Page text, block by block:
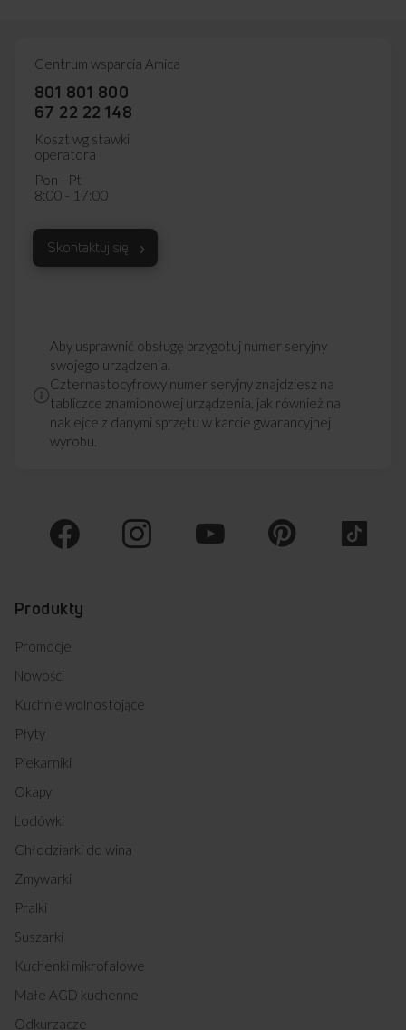
Centrum wsparcia Amica
801 801 800
67 22 22 148
Koszt wg stawki
operatora
Pon - Pt
8:00 - 17:00
Skontaktuj się
Aby usprawnić obsługę przygotuj numer seryjny
swojego urządzenia.
Czternastocyfrowy numer seryjny znajdziesz na
tabliczce znamionowej urządzenia, jak również na
naklejce z danymi sprzętu w karcie gwarancyjnej
wyrobu.
Produkty
Promocje
Nowości
Kuchnie wolnostojące
Płyty
Piekarniki
Okapy
Lodówki
Chłodziarki do wina
Zmywarki
Pralki
Suszarki
Kuchenki mikrofalowe
Małe AGD kuchenne
Odkurzacze